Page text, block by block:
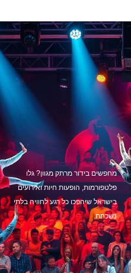
מחפשים בידור מרתק מגוון? גלו
פלטפורמות, הופעות חיות ואירועים
בישראל שיהפכו כל רגע לחוויה בלתי
נשכחת.